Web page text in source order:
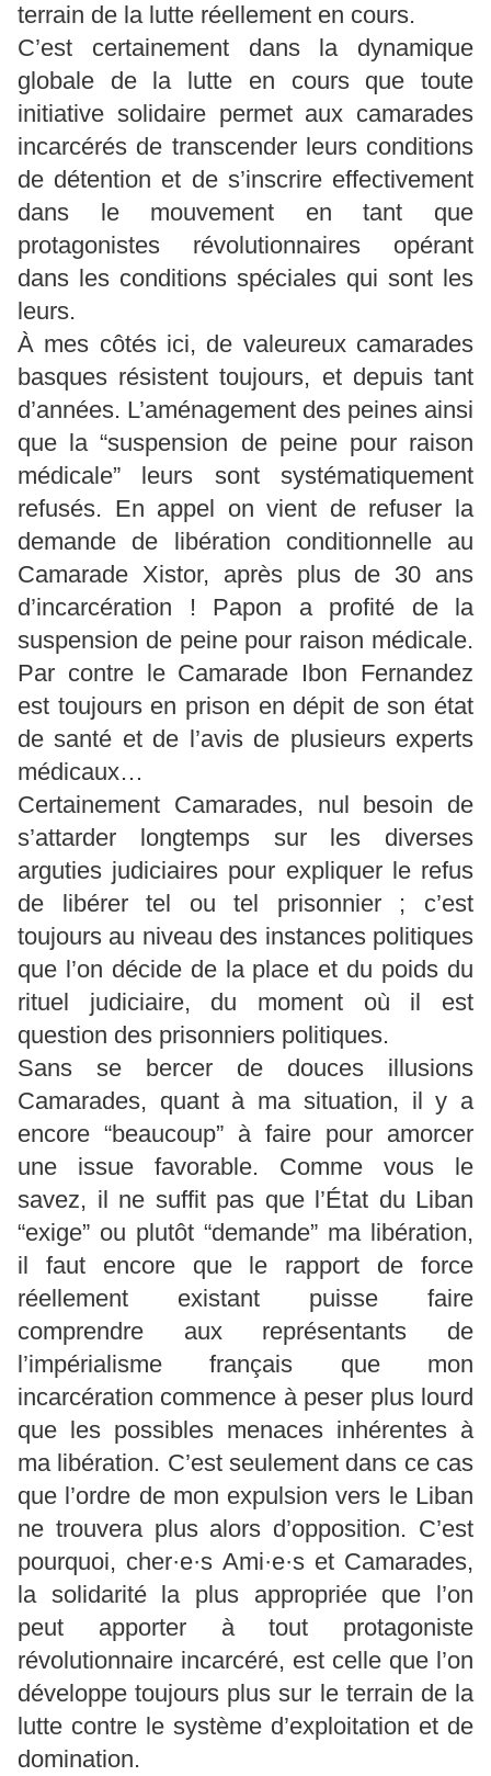
terrain de la lutte réellement en cours.
C’est certainement dans la dynamique
globale de la lutte en cours que toute
initiative solidaire permet aux camarades
incarcérés de transcender leurs conditions
de détention et de s’inscrire effectivement
dans le mouvement en tant que
protagonistes révolutionnaires opérant
dans les conditions spéciales qui sont les
leurs.
À mes côtés ici, de valeureux camarades
basques résistent toujours, et depuis tant
d’années. L’aménagement des peines ainsi
que la “suspension de peine pour raison
médicale” leurs sont systématiquement
refusés. En appel on vient de refuser la
demande de libération conditionnelle au
Camarade Xistor, après plus de 30 ans
d’incarcération ! Papon a profité de la
suspension de peine pour raison médicale.
Par contre le Camarade Ibon Fernandez
est toujours en prison en dépit de son état
de santé et de l’avis de plusieurs experts
médicaux…
Certainement Camarades, nul besoin de
s’attarder longtemps sur les diverses
arguties judiciaires pour expliquer le refus
de libérer tel ou tel prisonnier ; c’est
toujours au niveau des instances politiques
que l’on décide de la place et du poids du
rituel judiciaire, du moment où il est
question des prisonniers politiques.
Sans se bercer de douces illusions
Camarades, quant à ma situation, il y a
encore “beaucoup” à faire pour amorcer
une issue favorable. Comme vous le
savez, il ne suffit pas que l’État du Liban
“exige” ou plutôt “demande” ma libération,
il faut encore que le rapport de force
réellement existant puisse faire
comprendre aux représentants de
l’impérialisme français que mon
incarcération commence à peser plus lourd
que les possibles menaces inhérentes à
ma libération. C’est seulement dans ce cas
que l’ordre de mon expulsion vers le Liban
ne trouvera plus alors d’opposition. C’est
pourquoi, cher·e·s Ami·e·s et Camarades,
la solidarité la plus appropriée que l’on
peut apporter à tout protagoniste
révolutionnaire incarcéré, est celle que l’on
développe toujours plus sur le terrain de la
lutte contre le système d’exploitation et de
domination.